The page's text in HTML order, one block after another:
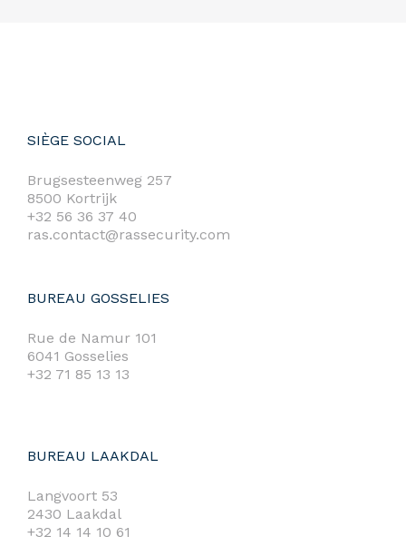
SIÈGE SOCIAL
Brugsesteenweg 257
8500 Kortrijk
+32 56 36 37 40
ras.contact@rassecurity.com
BUREAU GOSSELIES
Rue de Namur 101
6041 Gosselies
+32 71 85 13 13
BUREAU LAAKDAL
Langvoort 53
2430 Laakdal
+32 14 14 10 61